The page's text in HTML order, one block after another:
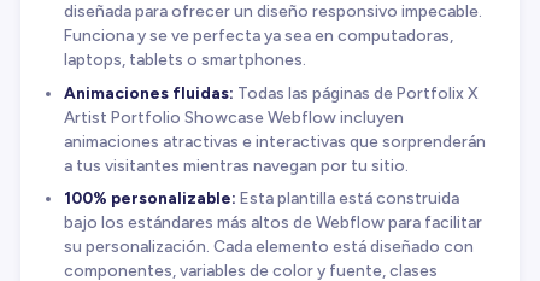
diseñada para ofrecer un diseño responsivo impecable.
Funciona y se ve perfecta ya sea en computadoras,
laptops, tablets o smartphones.
Animaciones fluidas: Todas las páginas de Portfolix X
Artist Portfolio Showcase Webflow incluyen
animaciones atractivas e interactivas que sorprenderán
a tus visitantes mientras navegan por tu sitio.
100% personalizable: Esta plantilla está construida
bajo los estándares más altos de Webflow para facilitar
su personalización. Cada elemento está diseñado con
componentes, variables de color y fuente, clases